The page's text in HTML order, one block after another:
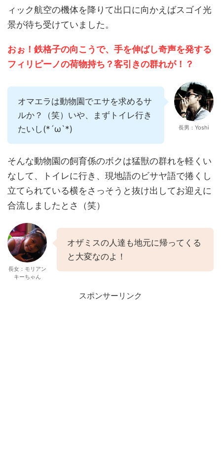
ィック航空の機体を降りて出口に向かえばスゴイ光
景が待ち受けていました。
おぉ！鉄格子の向こうで、手を伸ばし奇声を発する
フィリピーノの荷物持ち？客引きの群れが！？
オマエラは動物園でエサを求めるサ
ルか？（笑）いや、まずトイレ行き
たいし(*´ω`*)
長男：Yoshi
そんな動物園の飼育係のボクは猛獣の群れを軽くい
なして、トイレに行き、現地語のビサヤ語で捲くし
立てられている横をさっそうと抜け出してお迎えに
合流しましたとさ（笑）
長女：モリアン
キーちゃん
オザミスの人達も地元に帰ってくる
と大変なのよ！
スポンサーリンク